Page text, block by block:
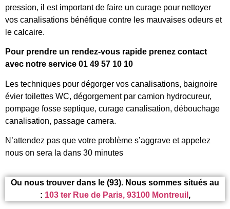
pression, il est important de faire un curage pour nettoyer
vos canalisations bénéfique contre les mauvaises odeurs et
le calcaire.
Pour prendre un rendez-vous rapide prenez contact
avec notre service 01 49 57 10 10
Les techniques pour dégorger vos canalisations, baignoire
évier toilettes WC, dégorgement par camion hydrocureur,
pompage fosse septique, curage canalisation, débouchage
canalisation, passage camera.
N’attendez pas que votre problème s’aggrave et appelez
nous on sera la dans 30 minutes
Ou nous trouver dans le (93). Nous sommes situés au
: 103 ter Rue de Paris, 93100 Montreuil ,